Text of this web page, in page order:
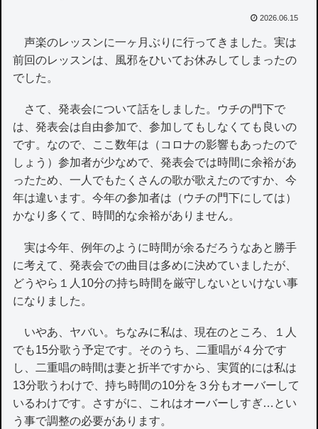
2026.06.15
声楽のレッスンに一ヶ月ぶりに行ってきました。実は
前回のレッスンは、風邪をひいてお休みしてしまったの
でした。
さて、発表会について話をしました。ウチの門下で
は、発表会は自由参加で、参加してもしなくても良いの
です。なので、ここ数年は（コロナの影響もあったので
しょう）参加者が少なめで、発表会では時間に余裕があ
ったため、一人でもたくさんの歌が歌えたのですか、今
年は違います。今年の参加者は（ウチの門下にしては）
かなり多くて、時間的な余裕がありません。
実は今年、例年のように時間が余るだろうなあと勝手
に考えて、発表会での曲目は多めに決めていましたが、
どうやら１人10分の持ち時間を厳守しないといけない事
になりました。
いやあ、ヤバい。ちなみに私は、現在のところ、１人
でも15分歌う予定です。そのうち、二重唱が４分です
し、二重唱の時間は妻と折半ですから、実質的には私は
13分歌うわけで、持ち時間の10分を３分もオーバーして
いるわけです。さすがに、これはオーバーしすぎ…とい
う事で調整の必要があります。